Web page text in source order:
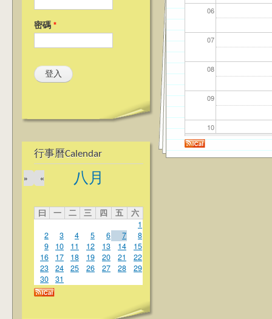
密碼 *
行事曆Calendar
八月
«
»
曰 一 二 三 四 五
六
1
2
3 4 5 6 7
8
9
10 11 12 13 14
15
16
17 18 19 20 21
22
23
24 25 26 27 28
29
30
31
06
07
08
09
10
11